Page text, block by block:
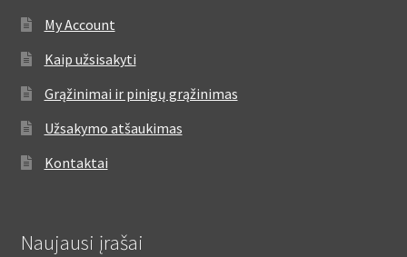
My Account
Kaip užsisakyti
Grąžinimai ir pinigų grąžinimas
Užsakymo atšaukimas
Kontaktai
Naujausi įrašai